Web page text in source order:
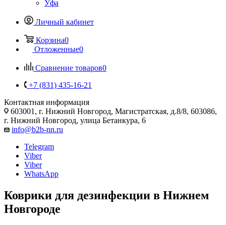
Уфа
Личный кабинет
Корзина0
Отложенные0
Сравнение товаров0
+7 (831) 435-16-21
Контактная информация
603001, г. Нижний Новгород, Магистратская, д.8/8, 603086,
г. Нижний Новгород, улица Бетанкура, 6
info@b2b-nn.ru
Telegram
Viber
Viber
WhatsApp
Коврики для дезинфекции в Нижнем
Новгороде